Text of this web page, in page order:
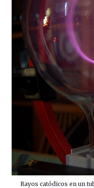
Rayos catódicos en un